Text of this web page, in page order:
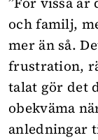
och familj,
mer än så.
frustration,
talat gör det
obekväma
anledningar